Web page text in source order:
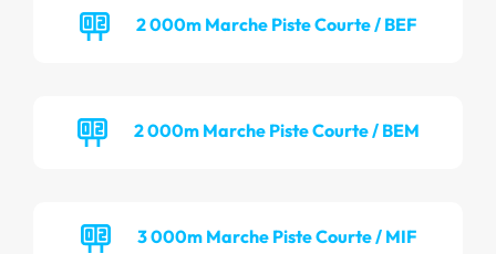
2 000m Marche Piste Courte / BEF
2 000m Marche Piste Courte / BEM
3 000m Marche Piste Courte / MIF